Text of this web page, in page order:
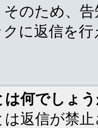
のため、
に返信を
は何でしょ
は返信が禁